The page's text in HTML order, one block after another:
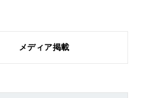
メディア掲載